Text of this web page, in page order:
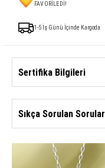
FAVORİLEDİ!
1-5 İş Günü İçinde Kargoda
Sertifika Bilgileri
Sıkça Sorulan Sorular